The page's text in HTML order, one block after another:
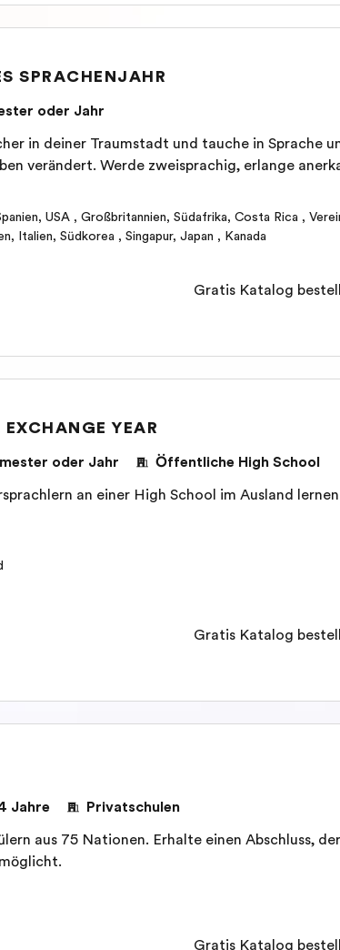
SPRACHENJAHR
oder Jahr
in deiner Traumstadt und tauche in Sprache
verändert. Werde zweisprachig, erlange
, USA , Großbritannien, Südafrika, Costa Rica ,
, Italien, Südkorea , Singapur, Japan , Kanada
Gratis Katalog
YEAR
oder Jahr
Öffentliche High School
an einer High School im Ausland
Gratis Katalog
Jahre
Privatschulen
aus 75 Nationen. Erhalte einen Abschluss,
Gratis Katalog